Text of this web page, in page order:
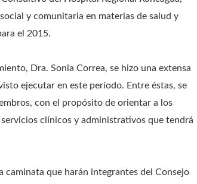
y comunitaria en materias de salud y
el 2015.
Dra. Sonia Correa, se hizo una extensa
ejecutar en este período. Entre éstas, se
con el propósito de orientar a los
clínicos y administrativos que tendrá
caminata que harán integrantes del Consejo